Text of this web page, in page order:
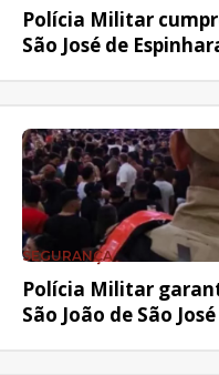
Polícia Militar
São José de
SEGURANÇA
Polícia Militar
São João de São